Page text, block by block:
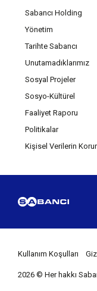
Sabancı Holding
Yönetim
Tarihte Sabancı
Unutamadıklarımız
Sosyal Projeler
Sosyo-Kültürel
Faaliyet Raporu
Politikalar
Kişisel Verilerin
Kullanım Koşulları
2026 © Her hakkı